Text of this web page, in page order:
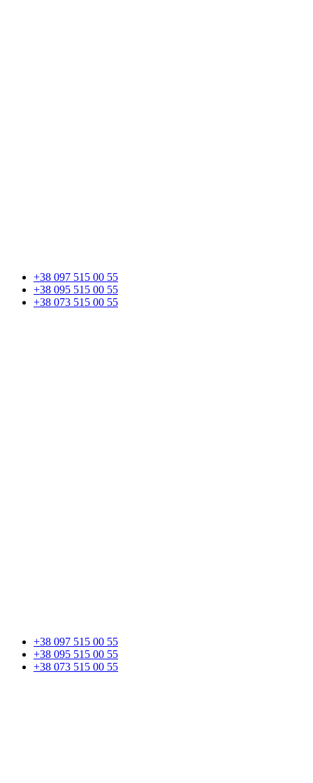
+38 097 515 00 55
+38 095 515 00 55
+38 073 515 00 55
+38 097 515 00 55
+38 095 515 00 55
+38 073 515 00 55